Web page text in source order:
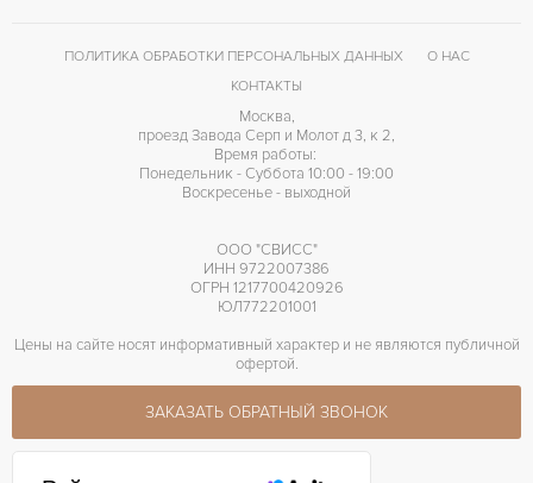
ПОЛИТИКА ОБРАБОТКИ ПЕРСОНАЛЬНЫХ ДАННЫХ
О НАС
КОНТАКТЫ
Москва,
проезд Завода Серп и Молот д 3, к 2,
Время работы:
Понедельник - Суббота 10:00 - 19:00
Воскресенье - выходной
ООО "СВИСС"
ИНН 9722007386
ОГРН 1217700420926
ЮЛ772201001
Цены на сайте носят информативный характер и не являются публичной
офертой.
ЗАКАЗАТЬ ОБРАТНЫЙ ЗВОНОК